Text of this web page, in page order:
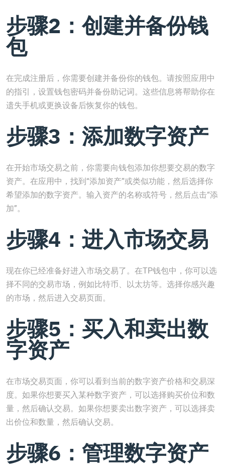
步骤2：创建并备份钱
包
在完成注册后，你需要创建并备份你的钱包。请按照应用中
的指引，设置钱包密码并备份助记词。这些信息将帮助你在
遗失手机或更换设备后恢复你的钱包。
步骤3：添加数字资产
在开始市场交易之前，你需要向钱包添加你想要交易的数字
资产。在应用中，找到“添加资产”或类似功能，然后选择你
希望添加的数字资产。输入资产的名称或符号，然后点击“添
加”。
步骤4：进入市场交易
现在你已经准备好进入市场交易了。在TP钱包中，你可以选
择不同的交易市场，例如比特币、以太坊等。选择你感兴趣
的市场，然后进入交易页面。
步骤5：买入和卖出数
字资产
在市场交易页面，你可以看到当前的数字资产价格和交易深
度。如果你想要买入某种数字资产，可以选择购买价位和数
量，然后确认交易。如果你想要卖出数字资产，可以选择卖
出价位和数量，然后确认交易。
步骤6：管理数字资产